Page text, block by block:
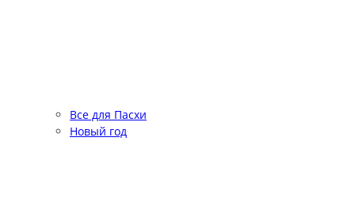
Все для Пасхи
Новый год